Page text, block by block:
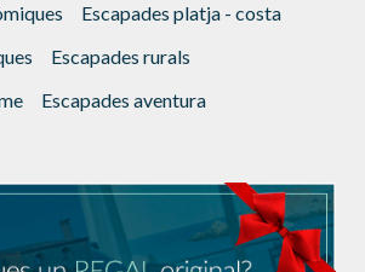
Escapades platja - costa
Escapades rurals
Escapades aventura